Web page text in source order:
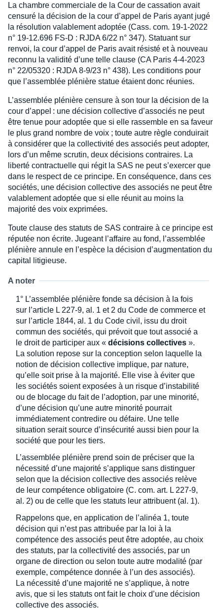
La chambre commerciale de la Cour de cassation avait
censuré la décision de la cour d’appel de Paris ayant jugé
la résolution valablement adoptée (Cass. com. 19-1-2022
n° 19-12.696 FS-D : RJDA 6/22 n° 347). Statuant sur
renvoi, la cour d’appel de Paris avait résisté et à nouveau
reconnu la validité d’une telle clause (CA Paris 4-4-2023
n° 22/05320 : RJDA 8-9/23 n° 438). Les conditions pour
que l’assemblée plénière statue étaient donc réunies.
L’assemblée plénière censure à son tour la décision de la
cour d’appel : une décision collective d’associés ne peut
être tenue pour adoptée que si elle rassemble en sa faveur
le plus grand nombre de voix ; toute autre règle conduirait
à considérer que la collectivité des associés peut adopter,
lors d’un même scrutin, deux décisions contraires. La
liberté contractuelle qui régit la SAS ne peut s’exercer que
dans le respect de ce principe. En conséquence, dans ces
sociétés, une décision collective des associés ne peut être
valablement adoptée que si elle réunit au moins la
majorité des voix exprimées.
Toute clause des statuts de SAS contraire à ce principe est
réputée non écrite. Jugeant l’affaire au fond, l’assemblée
plénière annule en l’espèce la décision d’augmentation du
capital litigieuse.
A noter
1° L’assemblée plénière fonde sa décision à la fois
sur l’article L 227-9, al. 1 et 2 du Code de commerce et
sur l’article 1844, al. 1 du Code civil, issu du droit
commun des sociétés, qui prévoit que tout associé a
le droit de participer aux « décisions collectives ».
La solution repose sur la conception selon laquelle la
notion de décision collective implique, par nature,
qu’elle soit prise à la majorité. Elle vise à éviter que
les sociétés soient exposées à un risque d’instabilité
ou de blocage du fait de l’adoption, par une minorité,
d’une décision qu’une autre minorité pourrait
immédiatement contredire ou défaire. Une telle
situation serait source d’insécurité aussi bien pour la
société que pour les tiers.
L’assemblée plénière prend soin de préciser que la
nécessité d’une majorité s’applique sans distinguer
selon que la décision collective des associés relève
de leur compétence obligatoire (C. com. art. L 227-9,
al. 2) ou de celle que les statuts leur attribuent (al. 1).
Rappelons que, en application de l’alinéa 1, toute
décision qui n’est pas attribuée par la loi à la
compétence des associés peut être adoptée, au choix
des statuts, par la collectivité des associés, par un
organe de direction ou selon toute autre modalité (par
exemple, compétence donnée à l’un des associés).
La nécessité d’une majorité ne s’applique, à notre
avis, que si les statuts ont fait le choix d’une décision
collective des associés.